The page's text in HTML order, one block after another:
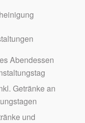
Abendessen
Getränke an
und